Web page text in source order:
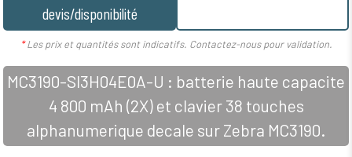
devis/disponibilité
*Les prix et quantités sont indicatifs. Contactez-nous pour validation.
MC3190-SI3H04E0A-U : batterie haute capacite
4 800 mAh (2X) et clavier 38 touches
alphanumerique decale sur Zebra MC3190.